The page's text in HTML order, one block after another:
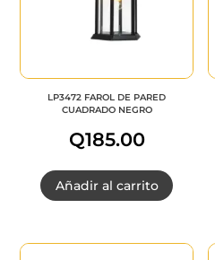
LP3472 FAROL DE PARED
CUADRADO NEGRO
Q185.00
Añadir al carrito